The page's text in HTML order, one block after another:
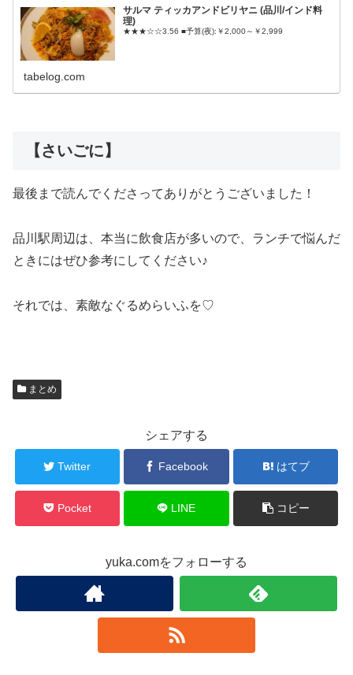
サルマ ティッカアンドビリヤニ (品川/インド料
理)
★★★☆☆3.56 ■予算(夜):￥2,000～￥2,999
tabelog.com
【さいごに】
最後まで読んでくださってありがとうございました！
品川駅周辺は、本当に飲食店が多いので、ランチで悩んだ
ときにはぜひ参考にしてください♪
それでは、素敵なぐるめらいふを♡
まとめ
シェアする
Twitter Facebook はてブ
Pocket LINE コピー
yuka.comをフォローする